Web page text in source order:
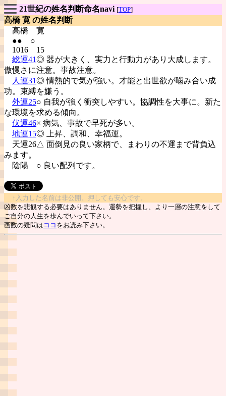
21世紀の姓名判断命名navi [TOP]
高橋 寛 の姓名判断
高橋 寛
●● ○
1016 15
総運41◎ 器が大きく、実力と行動力があり大成します。
傲慢さに注意。事故注意。
人運31◎ 情熱的で気が強い。才能と出世欲が噛み合い成
功。束縛を嫌う。
外運25○ 自我が強く衝突しやすい。協調性を大事に。新た
な環境を求める傾向。
伏運46× 病気、事故で早死が多い。
地運15◎ 上昇、調和、幸福運。
天運26△ 面倒見の良い家柄で、まわりの不運まで背負込
みます。
陰陽 ○ 良い配列です。
↑入力した名前は非公開。押しても安心です。
凶数を悲観する必要はありません。運勢を把握し、より一層の注意をして
ご自分の人生を歩んでいって下さい。
画数の疑問は ココ をお読み下さい。